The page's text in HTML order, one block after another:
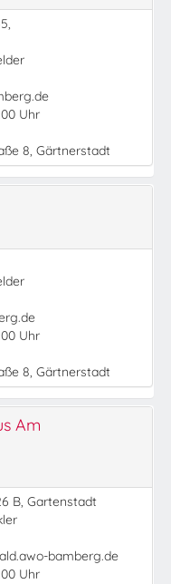
Uhr
8, Gärtnerstadt
Uhr
8, Gärtnerstadt
Am
B, Gartenstadt
bamberg.de
Uhr